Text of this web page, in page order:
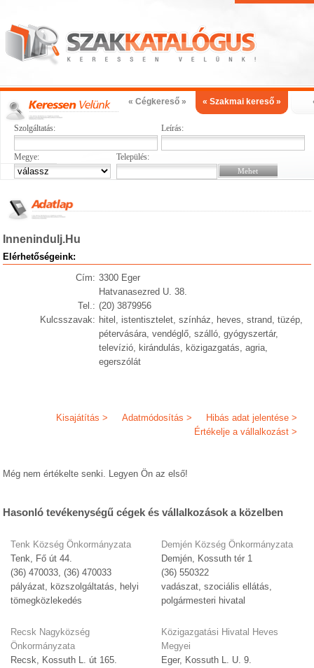
« Cégkereső » « Szakmai kereső »
Szolgáltatás: Leírás:
Megye: Település:
Innenindulj.Hu
Elérhetőségeink:
Cím: 3300 Eger
Hatvanasezred U. 38.
Tel.: (20) 3879956
Kulcsszavak: hitel, istentisztelet, színház, heves, strand, tüzép,
pétervására, vendéglő, szálló, gyógyszertár,
televízió, kirándulás, közigazgatás, agria,
egerszólát
Hibás adat jelentése >
Adatmódosítás >
Kisajátítás >
Értékelje a vállalkozást >
Még nem értékelte senki. Legyen Ön az első!
Hasonló tevékenységű cégek és vállalkozások a közelben
Tenk Község Önkormányzata
Tenk, Fő út 44.
(36) 470033, (36) 470033
pályázat, közszolgáltatás, helyi
tömegközlekedés
Recsk Nagyközség
Önkormányzata
Recsk, Kossuth L. út 165.
Demjén Község Önkormányzata
Demjén, Kossuth tér 1
(36) 550322
vadászat, szociális ellátás,
polgármesteri hivatal
Közigazgatási Hivatal Heves
Megyei
Eger, Kossuth L. U. 9.